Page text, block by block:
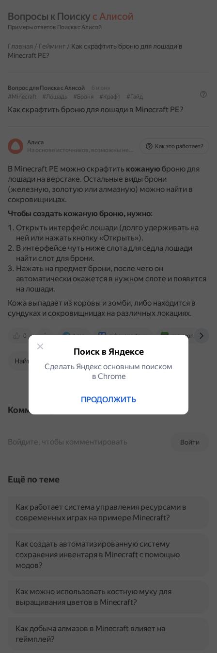
Вопросы к Поиску с Алисой
Примеры ответов Поиска с Алисой
Главная / Гейминг / Как скрафтить броню для лошади в
Minecraft PE?
Вопрос для Поиска с Алисой
6 июня
#Minecraft
#Лошадь #Броня #Крафт #Гайд
Как скрафтить броню для лошади в Minecraft PE?
Алиса
На основе источников, возможны неточности
Как это работает?
В Minecraft PE можно скрафтить кожаную броню для
лошади на верстаке. Остальные виды брони
(железную, золотую или алмазную) можно найти в
сокровищницах.
Чтобы создать кожаную броню, нужно:
Открыть интерфейс лошади (долго удерживать на
ней или нажать кнопку «Открыть»).
В интерфейсе чуть ниже слота для седла лошади
найти слот для брони.
Нажать на предмет брони, после чего он
автоматически окажется в нужном слоте и появится
на лошади.
Кожа выпадает из коровы и зомби, либо находится в
сундуках и сокровищницах на различных локациях.
0 t.me cyber.sports.ru mc-monitor.org
Найти в Поиске
Комментарии
Войти
Войдите, чтобы комментировать
Ещё по теме
Как работает система управления ресурсами в
современных играх на примере Minecraft?
Как создать автоматизированную систему
сохранения инвентаря в Minecraft с помощью
модов?
Как можно использовать костную муку для
выращивания цветов в Minecraft?
Как добыча алмазов в Minecraft влияет на
геймплей?
Поиск в Яндексе
Сделать Яндекс основным поиском
в Сhrome
ПРОДОЛЖИТЬ